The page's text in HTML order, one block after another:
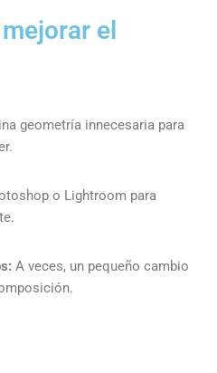
el
geometría innecesaria para
o Lightroom para
: A veces, un pequeño cambio